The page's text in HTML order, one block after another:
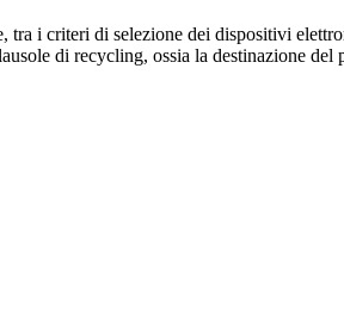
tra i criteri di selezione dei dispositivi
di recycling, ossia la destinazione del